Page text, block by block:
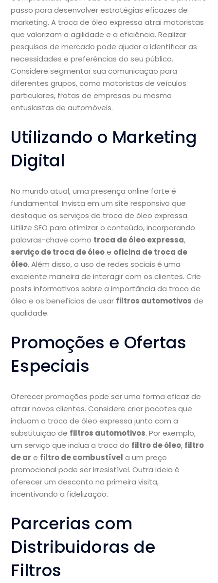
passo para desenvolver estratégias eficazes de
marketing. A troca de óleo expressa atrai motoristas
que valorizam a agilidade e a eficiência. Realizar
pesquisas de mercado pode ajudar a identificar as
necessidades e preferências do seu público.
Considere segmentar sua comunicação para
diferentes grupos, como motoristas de veículos
particulares, frotas de empresas ou mesmo
entusiastas de automóveis.
Utilizando o Marketing
Digital
No mundo atual, uma presença online forte é
fundamental. Invista em um site responsivo que
destaque os serviços de troca de óleo expressa.
Utilize SEO para otimizar o conteúdo, incorporando
palavras-chave como troca de óleo expressa,
serviço de troca de óleoe oficina de troca de
óleo. Além disso, o uso de redes sociais é uma
excelente maneira de interagir com os clientes. Crie
posts informativos sobre a importância da troca de
óleo e os benefícios de usar filtros automotivos de
qualidade.
Promoções e Ofertas
Especiais
Oferecer promoções pode ser uma forma eficaz de
atrair novos clientes. Considere criar pacotes que
incluam a troca de óleo expressa junto com a
substituição de filtros automotivos. Por exemplo,
um serviço que inclua a troca do filtro de óleo, filtro
de ar e filtro de combustível a um preço
promocional pode ser irresistível. Outra ideia é
oferecer um desconto na primeira visita,
incentivando a fidelização.
Parcerias com
Distribuidoras de
Filtros